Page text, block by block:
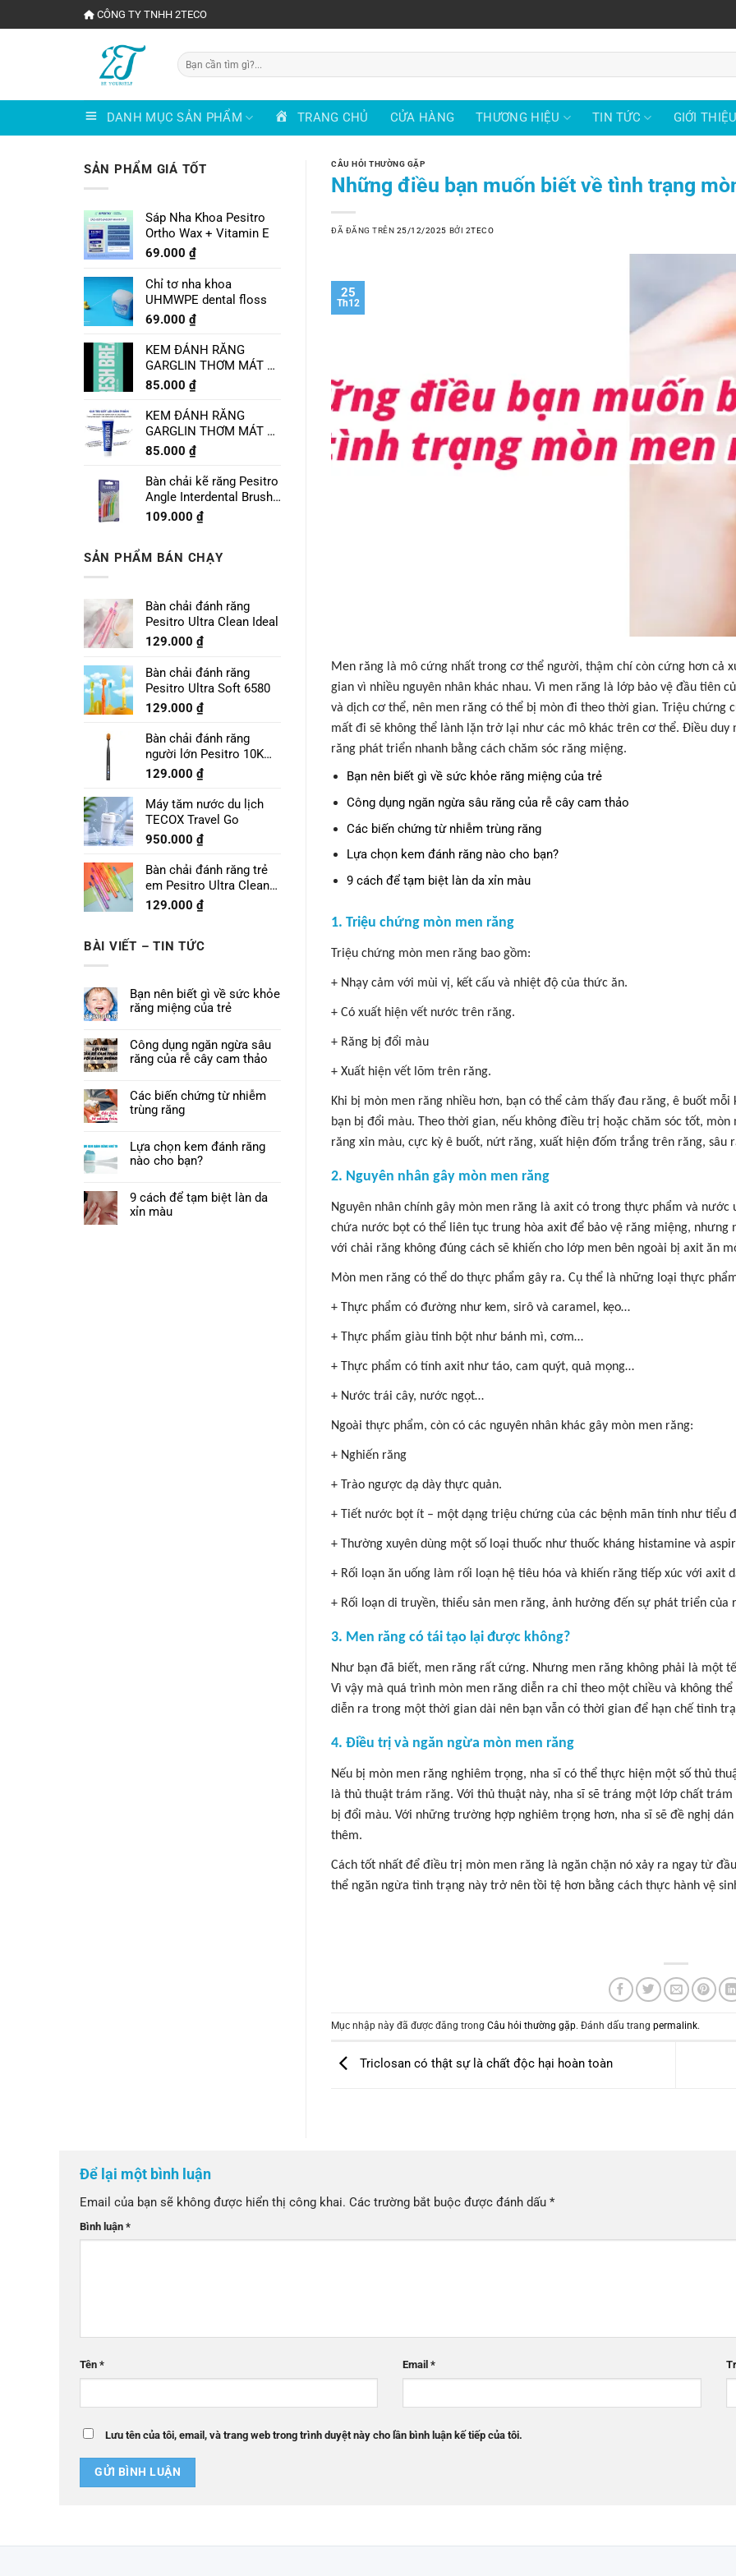
đến
CÔNG TY TNHH 2TECO
Tìm
kiếm:
DANH MỤC SẢN PHẨM TRANG CHỦ CỬA HÀNG THƯƠNG HIỆU TIN TỨC GIỚI THIỆU
SẢN PHẨM GIÁ TỐT
Sáp Nha Khoa Pesitro
Ortho Wax + Vitamin E
69.000 ₫
Chỉ tơ nha khoa
UHMWPE dental floss
69.000 ₫
KEM ĐÁNH RĂNG
GARGLIN THƠM MÁT VỊ
CHANH LIME MINT
85.000 ₫
KEM ĐÁNH RĂNG
GARGLIN THƠM MÁT VỊ
BẠC HÀ SPEARMINT
85.000 ₫
Bàn chải kẽ răng Pesitro
Angle Interdental Brush
Size 1 - 0.7mm
109.000 ₫
SẢN PHẨM BÁN CHẠY
Bàn chải đánh răng
Pesitro Ultra Clean Ideal
129.000 ₫
Bàn chải đánh răng
Pesitro Ultra Soft 6580
129.000 ₫
Bàn chải đánh răng
người lớn Pesitro 10K
Pro
129.000 ₫
Máy tăm nước du lịch
TECOX Travel Go
950.000 ₫
Bàn chải đánh răng trẻ
em Pesitro Ultra Clean
Prime 7680
129.000 ₫
BÀI VIẾT – TIN TỨC
Bạn nên biết gì về sức khỏe
răng miệng của trẻ
Công dụng ngăn ngừa sâu
răng của rễ cây cam thảo
Các biến chứng từ nhiễm
trùng răng
Lựa chọn kem đánh răng
nào cho bạn?
9 cách để tạm biệt làn da
xỉn màu
CÂU HỎI THƯỜNG GẶP
Những điều bạn muốn biết về tình trạng
ĐÃ ĐĂNG TRÊN 25/12/2025 BỞI 2TECO
25
Th12
Men răng là mô cứng nhất trong cơ thể người, thậm chí còn cứng hơn cả
gian vì nhiều nguyên nhân khác nhau. Vì men răng là lớp bảo vệ đầu tiên
và dịch cơ thể, nên men răng có thể bị mòn đi theo thời gian. Triệu chứng
mất đi sẽ không thể lành lặn trở lại như các mô khác trên cơ thể. Điều
răng phát triển nhanh bằng cách chăm sóc răng miệng.
Bạn nên biết gì về sức khỏe răng miệng của trẻ
Công dụng ngăn ngừa sâu răng của rễ cây cam thảo
Các biến chứng từ nhiễm trùng răng
Lựa chọn kem đánh răng nào cho bạn?
9 cách để tạm biệt làn da xỉn màu
1. Triệu chứng mòn men răng
Triệu chứng mòn men răng bao gồm:
+ Nhạy cảm với mùi vị, kết cấu và nhiệt độ của thức ăn.
+ Có xuất hiện vết nước trên răng.
+ Răng bị đổi màu
+ Xuất hiện vết lõm trên răng.
Khi bị mòn men răng nhiều hơn, bạn có thể cảm thấy đau răng, ê buốt
bạn bị đổi màu. Theo thời gian, nếu không điều trị hoặc chăm sóc tốt,
răng xỉn màu, cực kỳ ê buốt, nứt răng, xuất hiện đốm trắng trên răng, sâu
2. Nguyên nhân gây mòn men răng
Nguyên nhân chính gây mòn men răng là axit có trong thực phẩm và nước
chứa nước bọt có thể liên tục trung hòa axit để bảo vệ răng miệng,
với chải răng không đúng cách sẽ khiến cho lớp men bên ngoài bị axit ăn
Mòn men răng có thể do thực phẩm gây ra. Cụ thể là những loại thực
+ Thực phẩm có đường như kem, sirô và caramel, kẹo…
+ Thực phẩm giàu tinh bột như bánh mì, cơm…
+ Thực phẩm có tính axit như táo, cam quýt, quả mọng…
+ Nước trái cây, nước ngọt…
Ngoài thực phẩm, còn có các nguyên nhân khác gây mòn men răng:
+ Nghiến răng
+ Trào ngược dạ dày thực quản.
+ Tiết nước bọt ít – một dạng triệu chứng của các bệnh mãn tính như tiểu
+ Thường xuyên dùng một số loại thuốc như thuốc kháng histamine và
+ Rối loạn ăn uống làm rối loạn hệ tiêu hóa và khiến răng tiếp xúc với axit
+ Rối loạn di truyền, thiểu sản men răng, ảnh hưởng đến sự phát triển của
3. Men răng có tái tạo lại được không?
Như bạn đã biết, men răng rất cứng. Nhưng men răng không phải là một
Vì vậy mà quá trình mòn men răng diễn ra chỉ theo một chiều và không
diễn ra trong một thời gian dài nên bạn vẫn có thời gian để hạn chế tình
4. Điều trị và ngăn ngừa mòn men răng
Nếu bị mòn men răng nghiêm trọng, nha sĩ có thể thực hiện một số thủ
là thủ thuật trám răng. Với thủ thuật này, nha sĩ sẽ tráng một lớp chất
bị đổi màu. Với những trường hợp nghiêm trọng hơn, nha sĩ sẽ đề nghị
thêm.
Cách tốt nhất để điều trị mòn men răng là ngăn chặn nó xảy ra ngay từ
thể ngăn ngừa tình trạng này trở nên tồi tệ hơn bằng cách thực hành vệ
Mục nhập này đã được đăng trong Câu hỏi thường gặp. Đánh dấu trang permalink.
Triclosan có thật sự là chất độc hại hoàn toàn
Để lại một bình luận
Email của bạn sẽ không được hiển thị công khai. Các trường bắt buộc được đánh dấu *
Bình luận *
Tên * Email*
Lưu tên của tôi, email, và trang web trong trình duyệt này cho lần bình luận kế tiếp của tôi.